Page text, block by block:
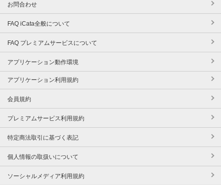
お問合わせ
FAQ iCata全般について
FAQ プレミアムサービスについて
アプリケーション動作環境
アプリケーション利用規約
会員規約
プレミアムサービス利用規約
特定商法取引に基づく表記
個人情報の取扱いについて
ソーシャルメディア利用規約